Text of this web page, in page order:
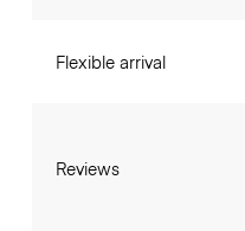
Flexible arrival
Reviews